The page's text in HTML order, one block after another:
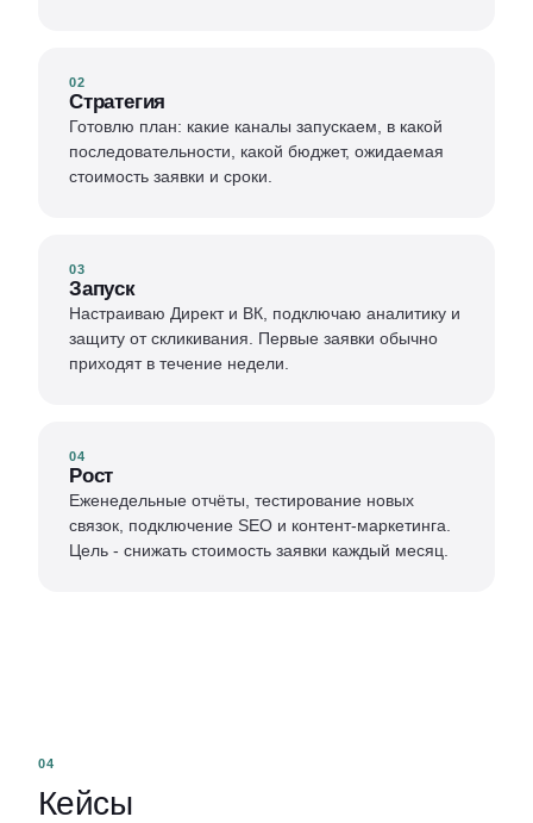
02
Стратегия
Готовлю план: какие каналы запускаем, в какой
последовательности, какой бюджет, ожидаемая
стоимость заявки и сроки.
03
Запуск
Настраиваю Директ и ВК, подключаю аналитику и
защиту от скликивания. Первые заявки обычно
приходят в течение недели.
04
Рост
Еженедельные отчёты, тестирование новых
связок, подключение SEO и контент-маркетинга.
Цель - снижать стоимость заявки каждый месяц.
04
Кейсы